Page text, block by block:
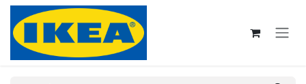
Skip to Content